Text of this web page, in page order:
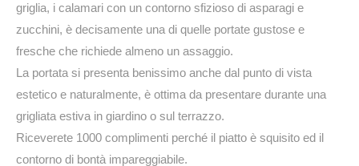
griglia, i calamari con un contorno sfizioso di asparagi e
zucchini, è decisamente una di quelle portate gustose e
fresche che richiede almeno un assaggio.
La portata si presenta benissimo anche dal punto di vista
estetico e naturalmente, è ottima da presentare durante una
grigliata estiva in giardino o sul terrazzo.
Riceverete 1000 complimenti perché il piatto è squisito ed il
contorno di bontà impareggiabile.